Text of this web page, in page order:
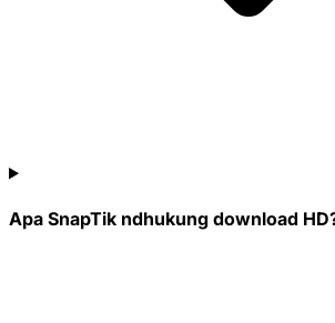
Apa SnapTik ndhukung download